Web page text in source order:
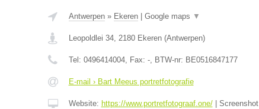
Antwerpen» Ekeren| Google maps ▼
Leopoldlei 34, 2180 Ekeren(Antwerpen)
Tel: 0496414004, Fax: -, BTW-nr: BE0516847177
E-mail › Bart Meeus portretfotografie
Website: https://www.portretfotograaf.one/| Screenshot